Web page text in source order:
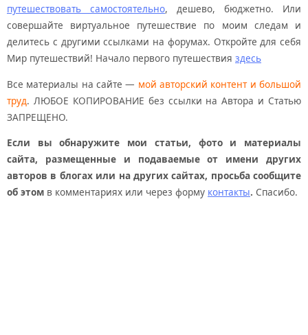
путешествовать самостоятельно, дешево, бюджетно. Или
совершайте виртуальное путешествие по моим следам и
делитесь с другими ссылками на форумах. Откройте для себя
Мир путешествий! Начало первого путешествия здесь
Все материалы на сайте — мой авторский контент и большой
труд. ЛЮБОЕ КОПИРОВАНИЕ без ссылки на Автора и Статью
ЗАПРЕЩЕНО.
Если вы обнаружите мои статьи, фото и материалы
сайта, размещенные и подаваемые от имени других
авторов в блогах или на других сайтах, просьба сообщите
об этом в комментариях или через форму контакты. Спасибо.